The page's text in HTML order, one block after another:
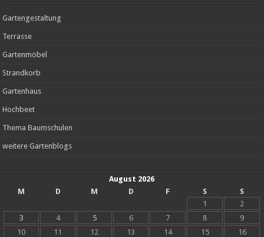
Gartengestaltung
Terrasse
Gartenmöbel
Strandkorb
Gartenhaus
Hochbeet
Thema Baumschulen
weitere Gartenblogs
August 2026
M
D M D F S
S
1
2
3
4 5 6 7 8
9
10
11 12 13 14 15
16